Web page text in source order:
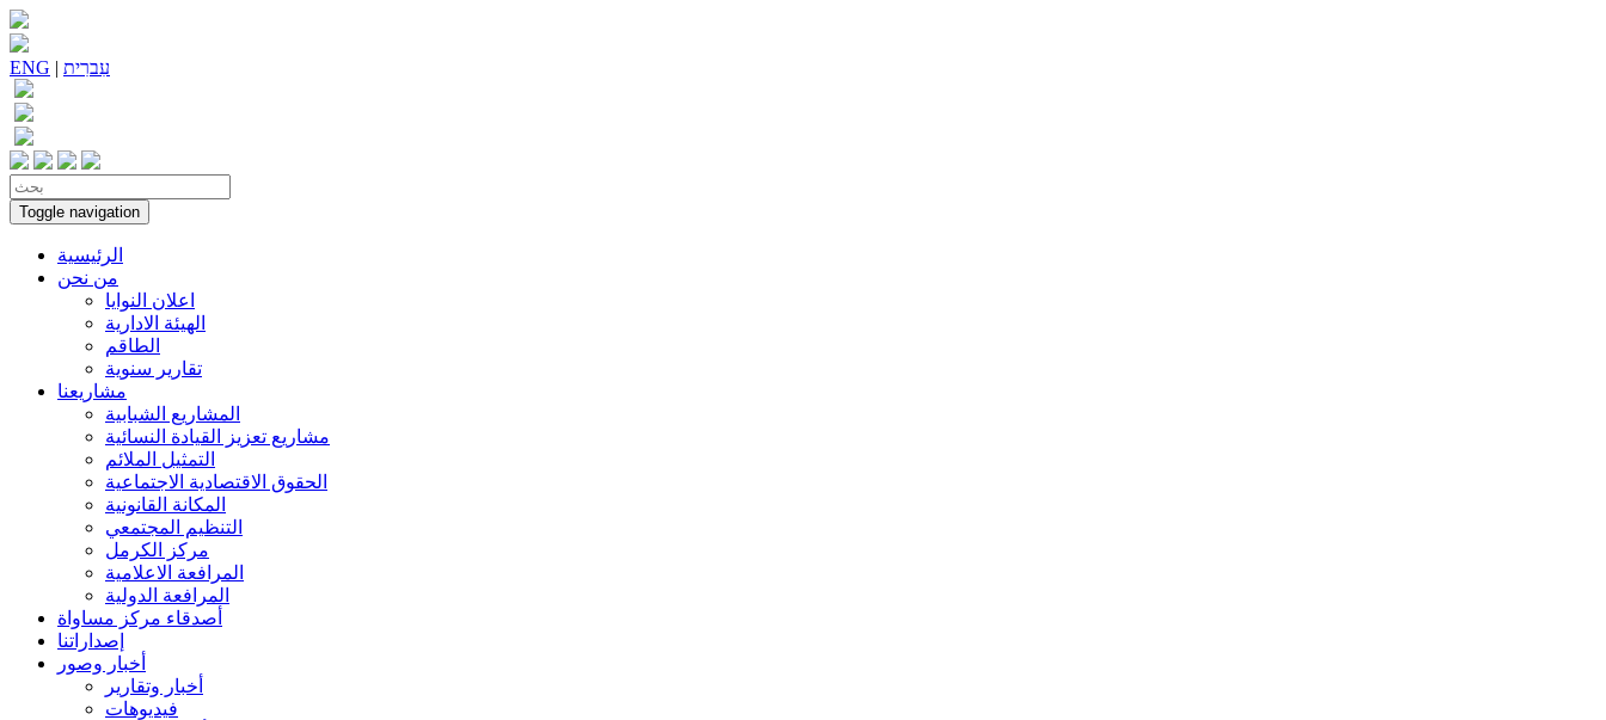
ENG | עִברִית
Toggle navigation
الرئيسية
من نحن
اعلان النوايا
الهيئة الادارية
الطاقم
تقارير سنوية
مشاريعنا
المشاريع الشبابية
مشاريع تعزيز القيادة النسائية
التمثيل الملائم
الحقوق الاقتصادية الاجتماعية
المكانة القانونية
التنظيم المجتمعي
مركز الكرمل
المرافعة الاعلامية
المرافعة الدولية
أصدقاء مركز مساواة
إصداراتنا
أخبار وصور
أخبار وتقارير
فيديوهات